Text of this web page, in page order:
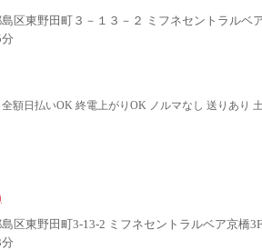
区東野田町３－１３－２ ミフネセントラルベ
額日払いOK 終電上がりOK ノルマなし 送りあり
区東野田町3-13-2 ミフネセントラルベア京橋3F